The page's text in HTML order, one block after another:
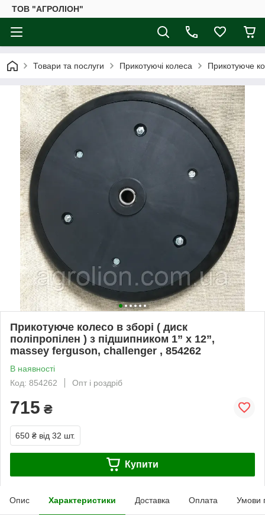
ТОВ "АГРОЛІОН"
Товари та послуги Прикотуючі колеса Прикотуюче
Прикотуюче колесо в зборі ( диск
поліпропілен ) з підшипником 1” x 12”,
massey ferguson, challenger , 854262
В наявності
Код: 854262
Опт і роздріб
715 ₴
650 ₴ від 32 шт.
Купити
Опис Характеристики Доставка Оплата Умови